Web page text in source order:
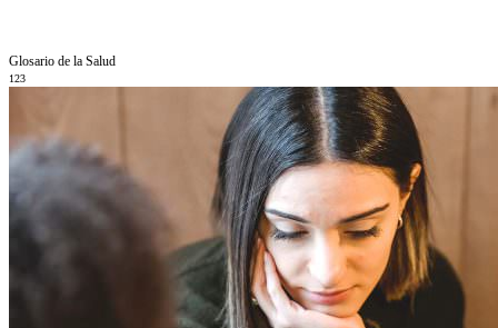
Glosario de la Salud
123